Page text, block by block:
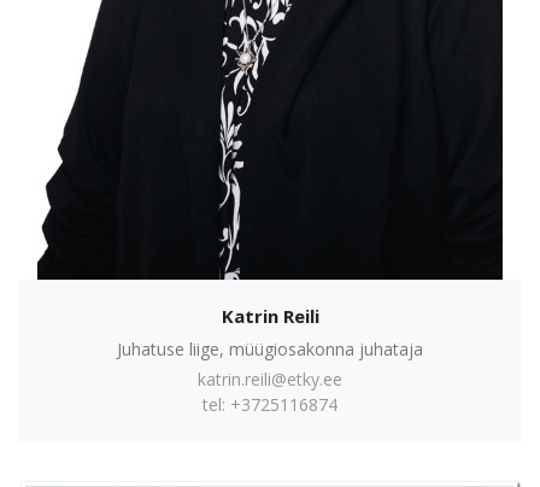
Katrin Reili
Juhatuse liige, müügiosakonna juhataja
katrin.reili@etky.ee
tel: +3725116874